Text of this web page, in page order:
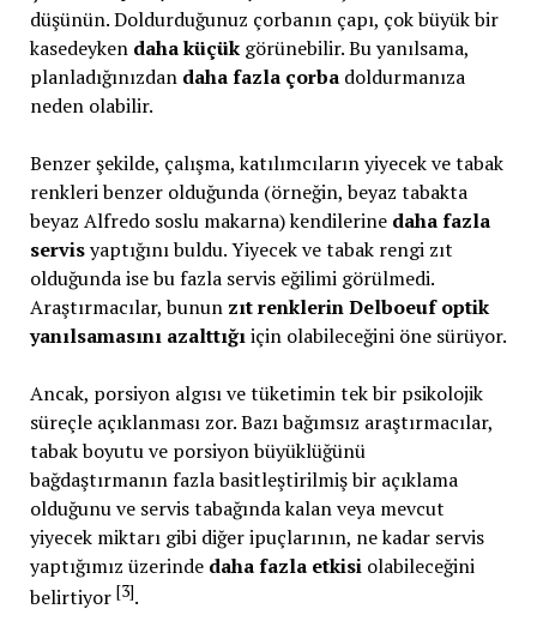
düşünün. Doldurduğunuz çorbanın çapı, çok büyük bir
kasedeyken daha küçükgörünebilir. Bu yanılsama,
planladığınızdan daha fazla çorbadoldurmanıza
neden olabilir.
Benzer şekilde, çalışma, katılımcıların yiyecek ve tabak
renkleri benzer olduğunda (örneğin, beyaz tabakta
beyaz Alfredo soslu makarna) kendilerine daha fazla
servisyaptığını buldu. Yiyecek ve tabak rengi zıt
olduğunda ise bu fazla servis eğilimi görülmedi.
Araştırmacılar, bunun zıt renklerin Delboeuf optik
yanılsamasını azalttığıiçin olabileceğini öne sürüyor.
Ancak, porsiyon algısı ve tüketimin tek bir psikolojik
süreçle açıklanması zor. Bazı bağımsız araştırmacılar,
tabak boyutu ve porsiyon büyüklüğünü
bağdaştırmanın fazla basitleştirilmiş bir açıklama
olduğunu ve servis tabağında kalan veya mevcut
yiyecek miktarı gibi diğer ipuçlarının, ne kadar servis
yaptığımız üzerinde daha fazla etkisiolabileceğini
belirtiyor [3].